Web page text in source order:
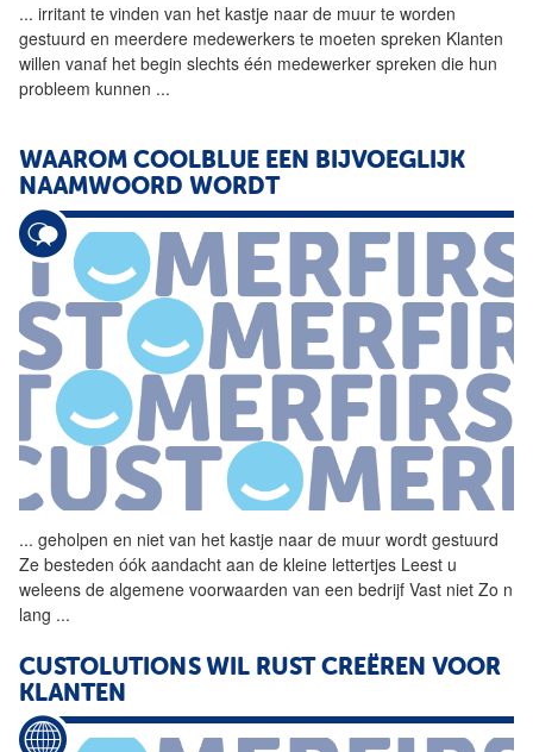
... irritant te vinden van het kastje naar de muur te worden
gestuurd en meerdere medewerkers te moeten spreken Klanten
willen vanaf het begin slechts één medewerker spreken die hun
probleem kunnen ...
WAAROM COOLBLUE EEN BIJVOEGLIJK
NAAMWOORD WORDT
... geholpen en niet van het kastje naar de muur wordt gestuurd
Ze besteden óók aandacht aan de kleine lettertjes Leest u
weleens de algemene voorwaarden van een bedrijf Vast niet Zo n
lang ...
CUSTOLUTIONS WIL RUST CREËREN VOOR
KLANTEN